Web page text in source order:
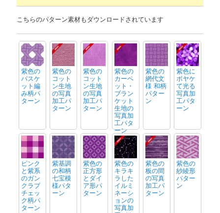
こちらのパターン素材もダウンロードされています
紫色の
バスケ
ット編
み柄パ
ターン
紫色の
コット
ン生地
の写真
加工パ
ターン
紫色の
コット
ン生地
の写真
加工パ
ターン
紫色の
カーペ
ット・
ブラン
ケット
生地の
写真加
工パタ
ーン
紫色の
網代文
様 和柄
パター
ン
紫色に
ボヤケ
て光る
写真加
工パタ
ーン
ピンク
と紫系
のガン
クラブ
チェッ
ク柄パ
ターン
紫基調
の和柄
七宝模
様パタ
ーン
紫色の
正方形
とダイ
ア形パ
ターン
紫色の
キラキ
ラした
イルミ
ネーシ
ョンの
写真加
紫色の
板の間
の写真
加工パ
ターン
紫色の
紗綾形
パター
ン